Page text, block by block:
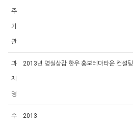
주
기
관
과
제
명
2013년 명실상감 한우 홍보테마타운 컨설팅
수 2013